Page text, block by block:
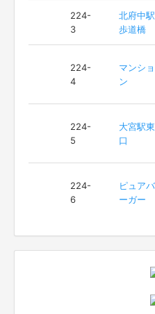
224-
3
北府中駅
歩道橋
224-
4
マンショ
ン
224-
5
大宮駅東
口
224-
6
ピュアバ
ーガー